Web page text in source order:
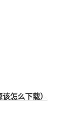
该怎么下载）